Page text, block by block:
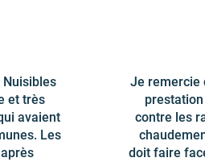
et très
avaient
Les
Je remercie
contre les
doit faire